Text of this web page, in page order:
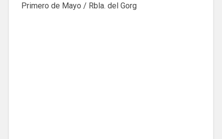
Primero de Mayo / Rbla. del Gorg